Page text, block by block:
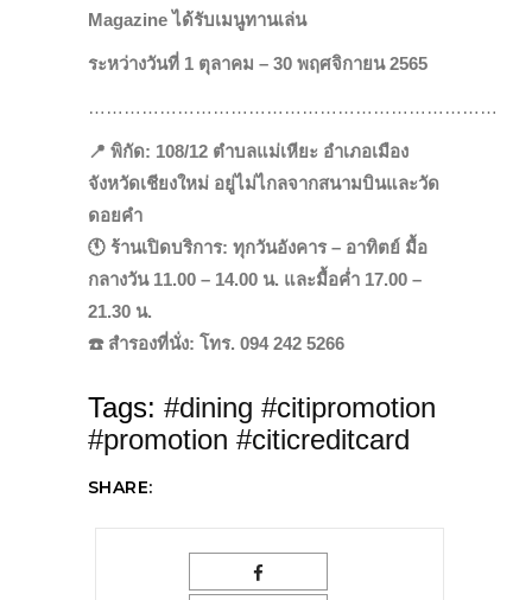
Magazine ได้รับเมนูทานเล่น
ระหว่างวันที่ 1 ตุลาคม – 30 พฤศจิกายน 2565
……………………………………………………………
📍 พิกัด: 108/12 ตำบลแม่เหียะ อำเภอเมือง
จังหวัดเชียงใหม่ อยู่ไม่ไกลจากสนามบินและวัด
ดอยคำ
🕚 ร้านเปิดบริการ: ทุกวันอังคาร – อาทิตย์ มื้อ
กลางวัน 11.00 – 14.00 น. และมื้อค่ำ 17.00 –
21.30 น.
☎️ สำรองที่นั่ง: โทร. 094 242 5266
Tags: #dining #citipromotion
#promotion #citicreditcard
SHARE: